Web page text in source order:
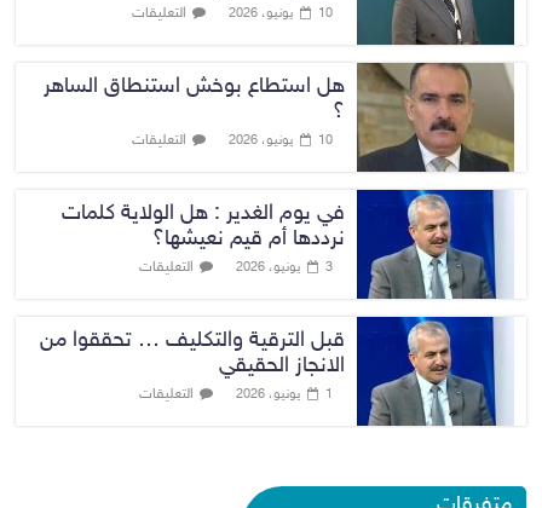
10 يونيو، 2026 التعليقات
هل استطاع بوخش استنطاق الساهر
؟
10 يونيو، 2026 التعليقات
في يوم الغدير : هل الولاية كلمات
نرددها أم قيم نعيشها؟
3 يونيو، 2026 التعليقات
قبل الترقية والتكليف … تحققوا من
الانجاز الحقيقي
1 يونيو، 2026 التعليقات